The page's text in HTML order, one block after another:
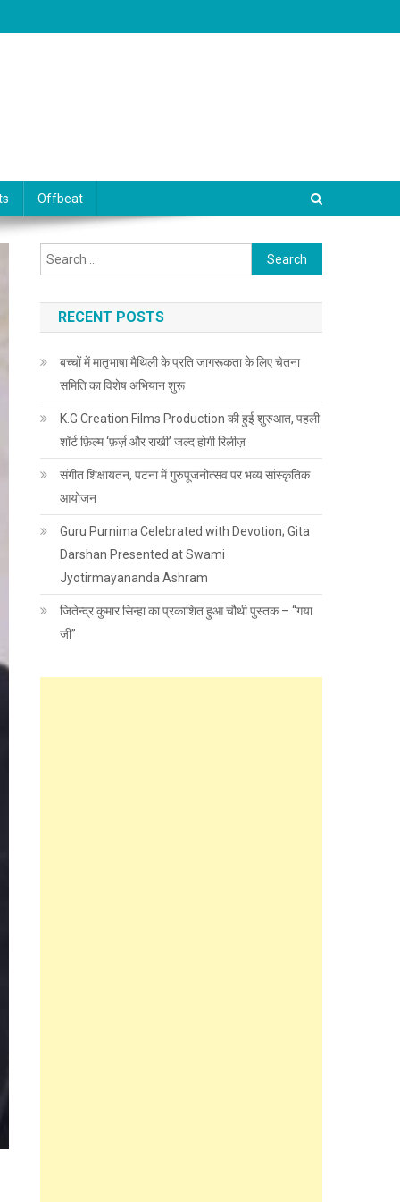
Offbeat
Search for:
RECENT POSTS
बच्चों में मातृभाषा मैथिली के प्रति जागरूकता के लिए चेतना
समिति का विशेष अभियान शुरू
K.G Creation Films Production की हुई शुरुआत, पहली
शॉर्ट फ़िल्म ‘फ़र्ज़ और राखी’ जल्द होगी रिलीज़
संगीत शिक्षायतन, पटना में गुरुपूजनोत्सव पर भव्य सांस्कृतिक
आयोजन
Guru Purnima Celebrated with Devotion; Gita
Darshan Presented at Swami
Jyotirmayananda Ashram
जितेन्द्र कुमार सिन्हा का प्रकाशित हुआ चौथी पुस्तक – “गया
जी”